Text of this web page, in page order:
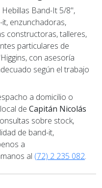
Band-It 5/8",
enzunchadoras,
constructoras, talleres,
particulares de
con asesoría
según el trabajo
a domicilio o
de Capitán Nicolás
sobre stock,
de band-it,
a
al (72) 2 235 082.